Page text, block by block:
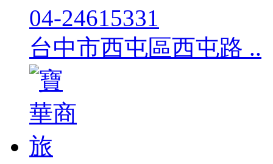
04-24615331
台中市西屯區西屯路 ..